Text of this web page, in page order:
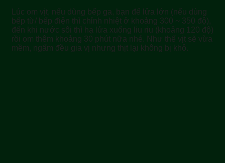
Lúc om vịt, nếu dùng bếp ga, bạn để lửa lớn (nếu dùng
bếp từ/ bếp điện thì chỉnh nhiệt ở khoảng 300 ~ 350 độ),
đến khi nước sôi thì hạ lửa xuống liu riu (khoảng 120 độ)
rồi om thêm khoảng 30 phút nữa nhé. Như thế vịt sẽ vừa
mềm, ngấm đều gia vị nhưng thịt lại không bị khô.